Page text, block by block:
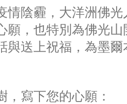
情陰霾，大洋洲佛
願，也特別為佛光
與送上祝福，為墨
，寫下您的心願：